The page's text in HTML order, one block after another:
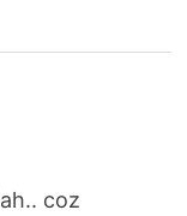
coz